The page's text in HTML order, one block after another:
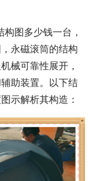
图多少钱一台，
永磁滚筒的结构
械可靠性展开，
助装置。以下结
示解析其构造：